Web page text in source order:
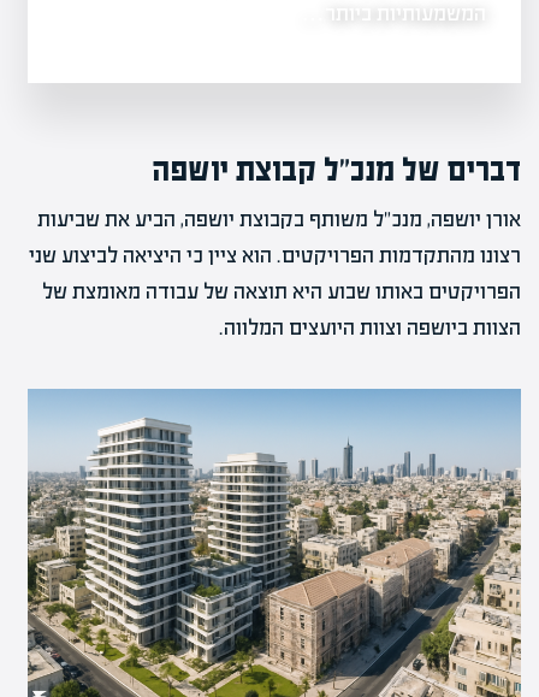
המשמעותיות ביותר…
דברים של מנכ"ל קבוצת יושפה
אורן יושפה, מנכ"ל משותף בקבוצת יושפה, הביע את שביעות
רצונו מהתקדמות הפרויקטים. הוא ציין כי היציאה לביצוע שני
הפרויקטים באותו שבוע היא תוצאה של עבודה מאומצת של
הצוות ביושפה וצוות היועצים המלווה.